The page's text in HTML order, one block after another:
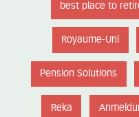
best place to
Royaume-Uni
Pension Solutions
Reka